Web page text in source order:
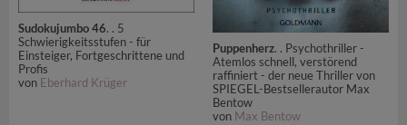
Sudokujumbo 46. . 5
Schwierigkeitsstufen - für
Einsteiger, Fortgeschrittene und
Profis
von Eberhard Krüger
Puppenherz. . Psychothriller -
Atemlos schnell, verstörend
raffiniert - der neue Thriller von
SPIEGEL-Bestsellerautor Max
Bentow
von Max Bentow